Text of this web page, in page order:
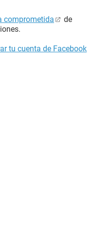
comprometida
de
tu cuenta de Facebook